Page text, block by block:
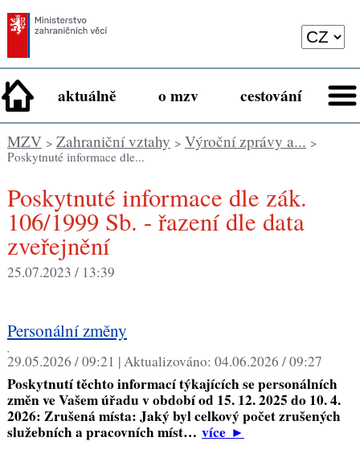
aktuálně o mzv cestování
MZV> Zahraniční vztahy > Výroční zprávy a... >
Poskytnuté informace dle...
Poskytnuté informace dle zák.
106/1999 Sb. - řazení dle data
zveřejnění
25.07.2023 / 13:39
Personální změny
,
29.05.2026 / 09:21 |Aktualizováno: 04.06.2026 / 09:27
Poskytnutí těchto informací týkajících se personálních
změn ve Vašem úřadu v období od 15. 12. 2025 do 10. 4.
2026: Zrušená místa: Jaký byl celkový počet zrušených
služebních a pracovních míst… více►